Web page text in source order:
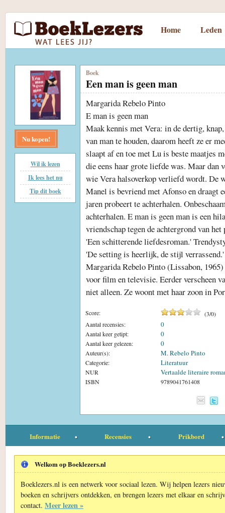
Home Leden
Nu kopen!
Wil ik lezen
Ik lees het nu
Tip dit boek
Boek
Een man is geen man
Margarida Rebelo Pinto
E man is geen man
Maak kennis met Vera: in de dertig,
van man te houden, daarom heeft ze er
slaapt af en toe met Lu is beste maatjes
die eens haar grote liefde was. Maar dan
wie Vera halsoverkop verliefd wordt. De
Manel is bevriend met Afonso en draagt
jaren probeert te achterhalen.
achterhalen. E man is geen man is een
vriendschap tegen de achtergrond van
'Een schitterende liefdesroman.'
'De setting is heerlijk, de stijl
Margarida Rebelo Pinto (Lissabon,
voor film en televisie. Eerder verscheen
niet alleen. Ze woont met haar zoon in
Score: (3/0)
Aantal recensies:
0
Aantal keer getipt: 0
Aantal keer gelezen: 0
Auteur(s): M. Rebelo Pinto
Categorie: Literatuur
NUR Vertaalde literaire
ISBN 9789041761408
Informatie Recensies Prikbord
Welkom op Boeklezers.nl
Boeklezers.nl is een netwerk voor sociaal lezen. Wij helpen lezers
boeken en schrijvers ontdekken, en brengen lezers met elkaar en
contact. Meer lezen »